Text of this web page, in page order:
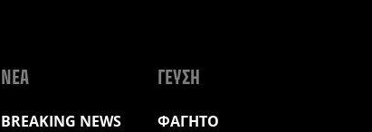
ΝΕΑ
BREAKING NEWS
ΓΕΥΣΗ
ΦΑΓΗΤΟ